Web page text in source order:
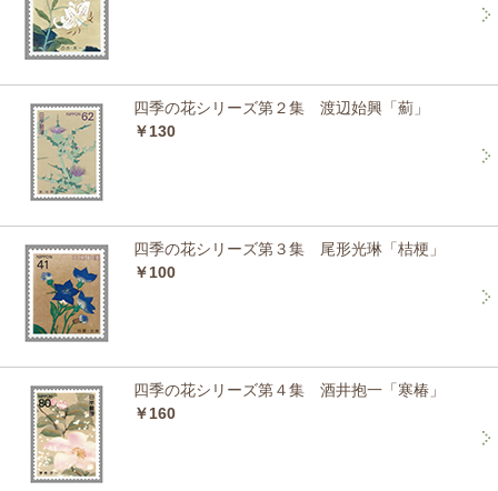
四季の花シリーズ第２集 渡辺始興「薊」
￥130
四季の花シリーズ第３集 尾形光琳「桔梗」
￥100
四季の花シリーズ第４集 酒井抱一「寒椿」
￥160